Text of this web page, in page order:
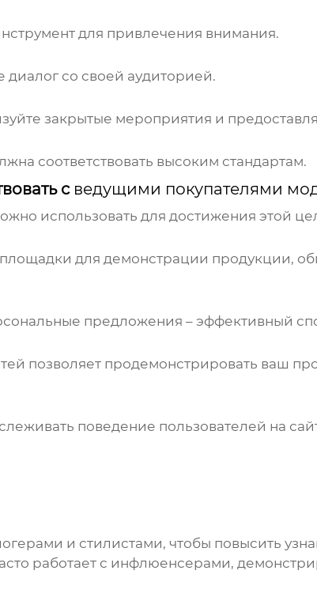
для привлечения внимания.
со своей аудиторией.
закрытые мероприятия и
соответствовать высоким стандартам.
с ведущими покупателями
использовать для достижения этой
для демонстрации продукции,
предложения – эффективный
позволяет продемонстрировать ваш
поведение пользователей на
и стилистами, чтобы повысить
работает с инфлюенсерами,